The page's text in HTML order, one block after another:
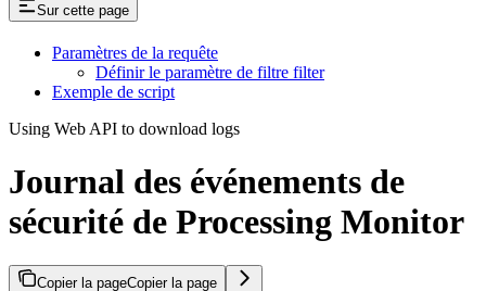
Sur cette page
Paramètres de la requête
Définir le paramètre de filtre filter
Exemple de script
Using Web API to download logs
Journal des événements de
sécurité de Processing Monitor
Copier la pageCopier la page